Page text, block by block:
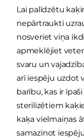
Lai palīdzētu
nepārtraukti
nosveriet viņa
apmeklējiet
svaru un
arī iespēju uzdot
barību, kas ir
sterilizētiem
kaķa vielmaiņas
samazinot